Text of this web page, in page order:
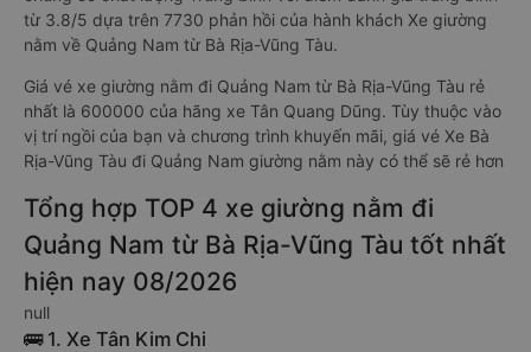
từ 3.8/5 dựa trên 7730 phản hồi của hành khách Xe giường
nằm về Quảng Nam từ Bà Rịa-Vũng Tàu.
Giá vé xe giường nằm đi Quảng Nam từ Bà Rịa-Vũng Tàu rẻ
nhất là 600000 của hãng xe Tân Quang Dũng. Tùy thuộc vào
vị trí ngồi của bạn và chương trình khuyến mãi, giá vé Xe Bà
Rịa-Vũng Tàu đi Quảng Nam giường nằm này có thể sẽ rẻ hơn
Tổng hợp TOP 4 xe giường nằm đi
Quảng Nam từ Bà Rịa-Vũng Tàu tốt nhất
hiện nay 08/2026
null
🚌 1. Xe Tân Kim Chi